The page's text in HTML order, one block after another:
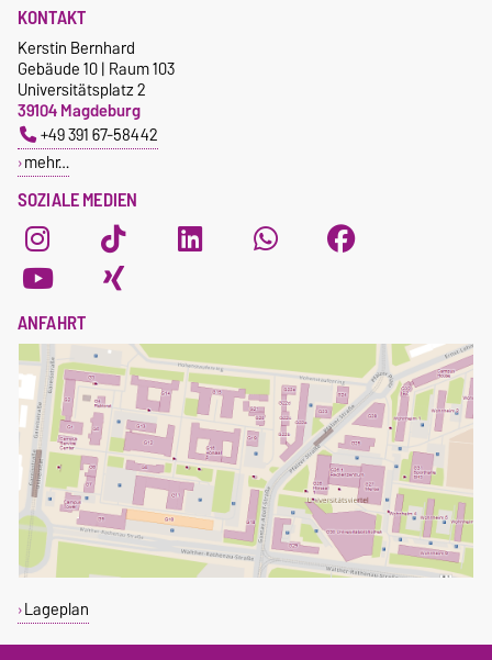
SOZIALE MEDIEN
KONTAKT
Kerstin Bernhard
Gebäude 10 | Raum 103
Universitätsplatz 2
39104 Magdeburg
+49 391 67-58442
mehr…
ANFAHRT
Lageplan